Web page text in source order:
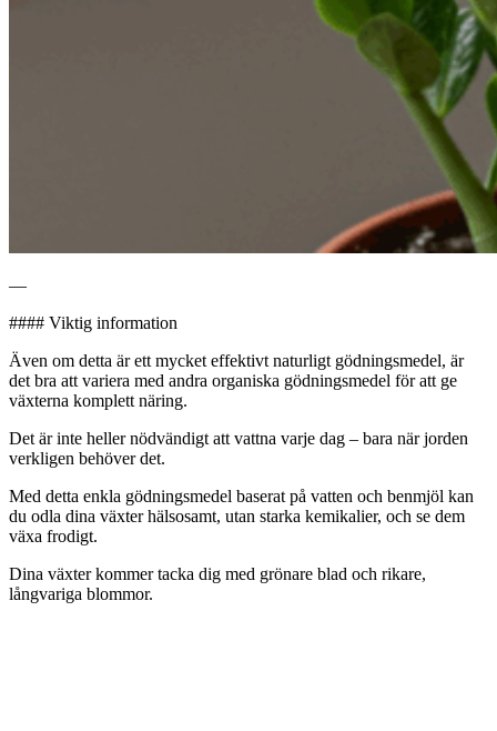
—
#### Viktig information
Även om detta är ett mycket effektivt naturligt gödningsmedel, är
det bra att variera med andra organiska gödningsmedel för att ge
växterna komplett näring.
Det är inte heller nödvändigt att vattna varje dag – bara när jorden
verkligen behöver det.
Med detta enkla gödningsmedel baserat på vatten och benmjöl kan
du odla dina växter hälsosamt, utan starka kemikalier, och se dem
växa frodigt.
Dina växter kommer tacka dig med grönare blad och rikare,
långvariga blommor.